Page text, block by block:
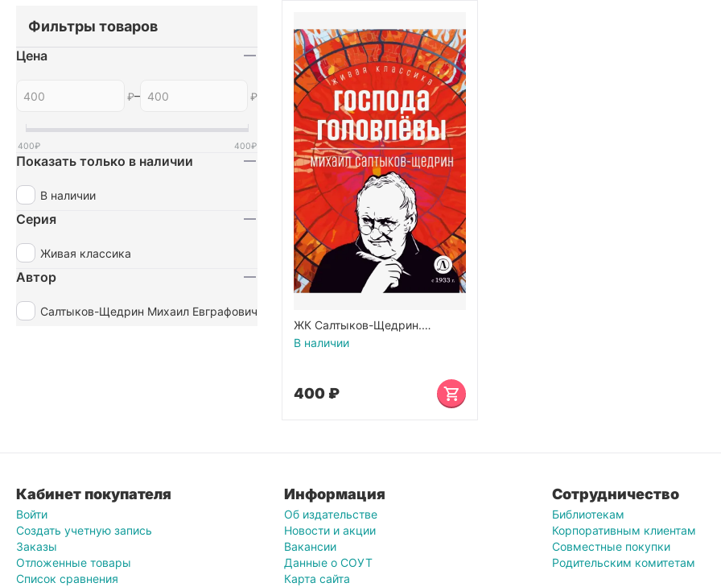
ЖК Салтыков-Щедрин.
Господа Головлевы
В наличии
‍400‍ ₽
Фильтры товаров
Цена
₽– ₽
400₽ 400₽
Показать только в наличии
В наличии
Серия
Живая классика
Автор
Салтыков-Щедрин Михаил Евграфович
Кабинет покупателя
Войти
Создать учетную запись
Заказы
Отложенные товары
Список сравнения
Информация
Об издательстве
Новости и акции
Вакансии
Данные о СОУТ
Карта сайта
Сотрудничество
Библиотекам
Корпоративным клиентам
Совместные покупки
Родительским комитетам